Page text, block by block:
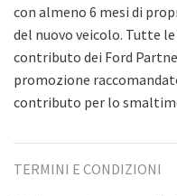
con almeno 6 mesi di
del nuovo veicolo. Tutte
contributo dei Ford
promozione
contributo per lo
TERMINI E CONDIZIONI